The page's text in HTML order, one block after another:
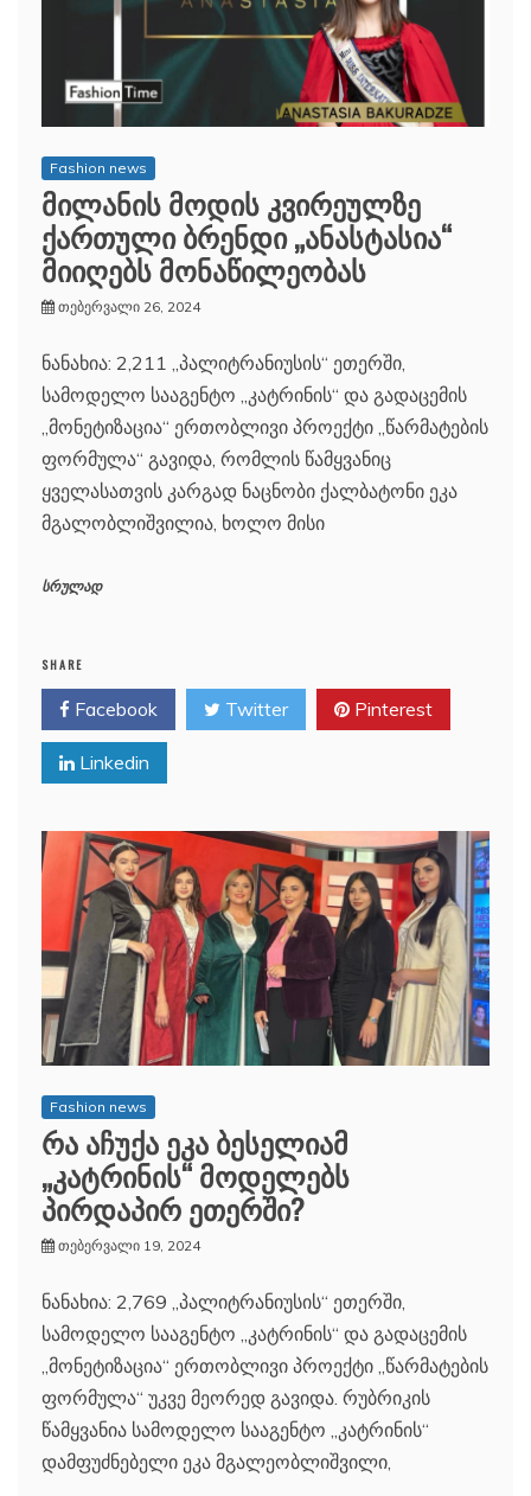
Fashion news
მილანის მოდის კვირეულზე
ქართული ბრენდი „ანასტასია“
მიიღებს მონაწილეობას
თებერვალი 26, 2024
ნანახია: 2,211 „პალიტრანიუსის“ ეთერში,
სამოდელო სააგენტო „კატრინის“ და გადაცემის
„მონეტიზაცია“ ერთობლივი პროექტი „წარმატების
ფორმულა“ გავიდა, რომლის წამყვანიც
ყველასათვის კარგად ნაცნობი ქალბატონი ეკა
მგალობლიშვილია, ხოლო მისი
სრულად
SHARE
Facebook Twitter Pinterest
Linkedin
Fashion news
რა აჩუქა ეკა ბესელიამ
„კატრინის“ მოდელებს
პირდაპირ ეთერში?
თებერვალი 19, 2024
ნანახია: 2,769 „პალიტრანიუსის“ ეთერში,
სამოდელო სააგენტო „კატრინის“ და გადაცემის
„მონეტიზაცია“ ერთობლივი პროექტი „წარმატების
ფორმულა“ უკვე მეორედ გავიდა. რუბრიკის
წამყვანია სამოდელო სააგენტო „კატრინის“
დამფუძნებელი ეკა მგალეობლიშვილი,